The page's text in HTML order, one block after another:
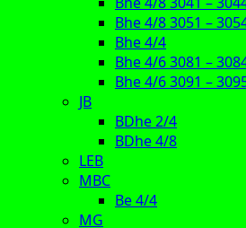
Bhe 4/8 3051 –
Bhe 4/4
Bhe 4/6 3081 –
Bhe 4/6 3091 –
JB
BDhe 2/4
BDhe 4/8
LEB
MBC
Be 4/4
MG